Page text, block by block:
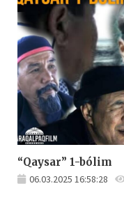
“Qaysar” 1-bólim
06.03.2025 16:58:28